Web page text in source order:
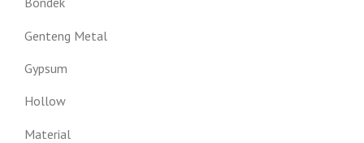
Genteng Metal
Gypsum
Hollow
Material